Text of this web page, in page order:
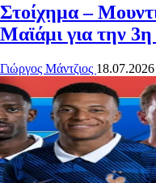
Στοίχημα –
Μαϊάμι για την
Γιώργος Μάντζιος 18.07.2026